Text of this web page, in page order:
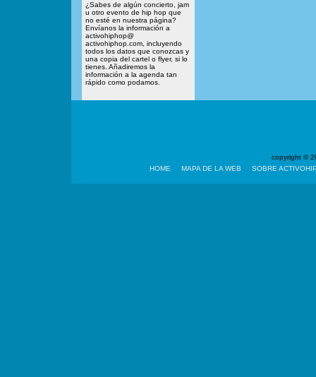
¿Sabes de algún concierto, jam
u otro evento de hip hop que
no esté en nuestra página?
Envíanos la información a
activohiphop@
activohiphop.com, incluyendo
todos los datos que conozcas y
una copia del cartel o flyer, si lo
tienes. Añadiremos la
información a la agenda tan
rápido como podamos.
copyright ©
HOME
MAPA DE LA WEB SOBRE